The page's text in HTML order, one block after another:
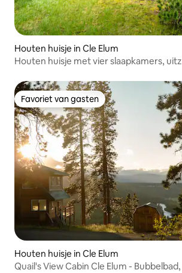
Houten huisje in Cle Elum
Houten huisje met vier slaapkamers,
Favoriet van gasten
Favoriet van gasten
Houten huisje in Cle Elum
Quail's View Cabin Cle Elum -